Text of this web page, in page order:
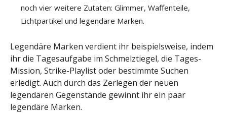
noch vier weitere Zutaten: Glimmer, Waffenteile,
Lichtpartikel und legendäre Marken.
Legendäre Marken verdient ihr beispielsweise, indem
ihr die Tagesaufgabe im Schmelztiegel, die Tages-
Mission, Strike-Playlist oder bestimmte Suchen
erledigt. Auch durch das Zerlegen der neuen
legendären Gegenstände gewinnt ihr ein paar
legendäre Marken.